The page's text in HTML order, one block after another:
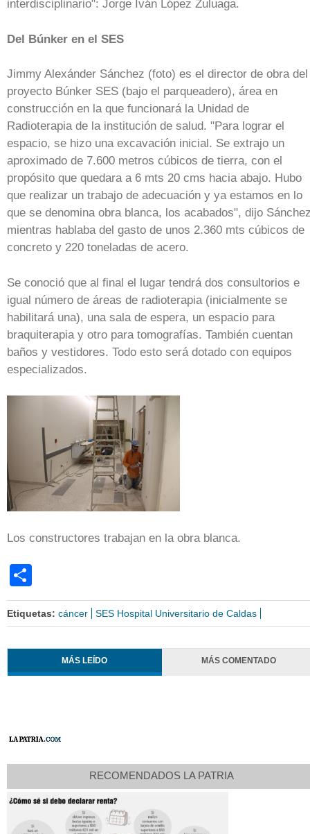
interdisciplinario": Jorge Iván López Zuluaga.
Del Búnker en el SES
Jimmy Alexánder Sánchez (foto) es el director de obra del
proyecto Búnker SES (bajo el parqueadero), área en
construcción en la que funcionará la Unidad de
Radioterapia de la institución de salud. "Para lograr el
espacio, se hizo una excavación inicial. Se extrajo un
aproximado de 7.600 metros cúbicos de tierra, con el
propósito que quedara a 6 mts 20 cms hacia abajo. Hubo
que realizar un trabajo de adecuación y ya estamos en lo
que se denomina obra blanca, los acabados", dijo
mientras hablaba del gasto de unos 2.360 mts cúbicos de
concreto y 220 toneladas de acero.
Se conoció que al final el lugar tendrá dos consultorios e
igual número de áreas de radioterapia (inicialmente se
habilitará una), una sala de espera, un espacio para
braquiterapia y otro para tomografías. También cuentan
baños y vestidores. Todo esto será dotado con equipos
especializados.
Los constructores trabajan en la obra blanca.
Etiquetas: cáncer SES Hospital Universitario de Caldas
MÁS LEÍDO MÁS COMENTADO
RECOMENDADOS LA PATRIA